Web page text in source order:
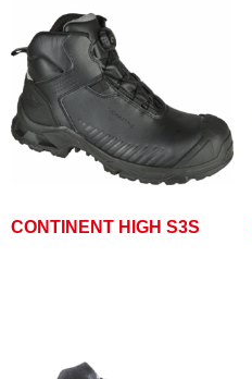
CONTINENT HIGH S3S